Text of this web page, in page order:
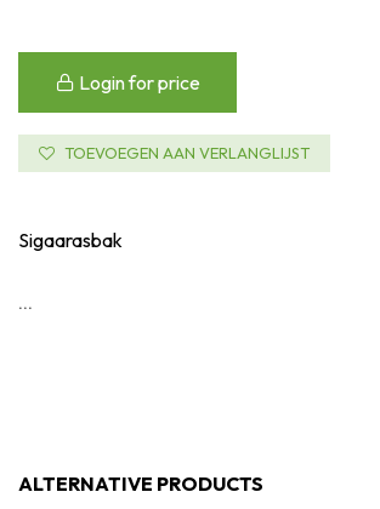
Login for price
TOEVOEGEN AAN VERLANGLIJST
Sigaarasbak
...
ALTERNATIVE PRODUCTS